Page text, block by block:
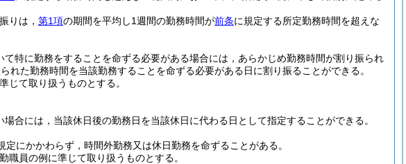
りは， 第1項の期間を平均し1週間の勤務時間が前条に規定する所定勤務時間を超えな
特に勤務をすることを命ずる必要がある場合には，あらかじめ勤務時間が割り振られ
れた勤務時間を当該勤務することを命ずる必要がある日に割り振ることができる。
じて取り扱うものとする。
合には，当該休日後の勤務日を当該休日に代わる日として指定することができる。
定にかかわらず，時間外勤務又は休日勤務を命ずることがある。
職員の例に準じて取り扱うものとする。